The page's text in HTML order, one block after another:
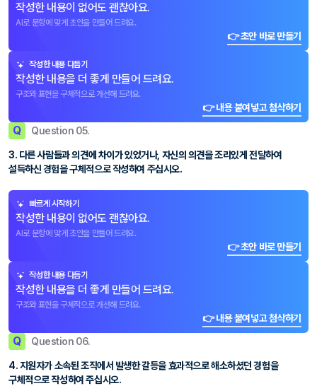
작성한 내용이 없어도 괜찮아요.
AI로 문항에 맞게 초안을 만들어 드려요.
👉 초안 바로 만들기
작성한 내용 다듬기
작성한 내용을 더 좋게 만들어 드려요.
구조와 표현을 구체적으로 개선해 드려요.
👉 내용 붙여넣고 첨삭하기
Q Question 05.
3. 다른 사람들과 의견에 차이가 있었거나, 자신의 의견을 조리있게 전달하여
설득하신 경험을 구체적으로 작성하여 주십시오.
빠르게 시작하기
작성한 내용이 없어도 괜찮아요.
AI로 문항에 맞게 초안을 만들어 드려요.
👉 초안 바로 만들기
작성한 내용 다듬기
작성한 내용을 더 좋게 만들어 드려요.
구조와 표현을 구체적으로 개선해 드려요.
👉 내용 붙여넣고 첨삭하기
Q Question 06.
4. 지원자가 소속된 조직에서 발생한 갈등을 효과적으로 해소하셨던 경험을
구체적으로 작성하여 주십시오.